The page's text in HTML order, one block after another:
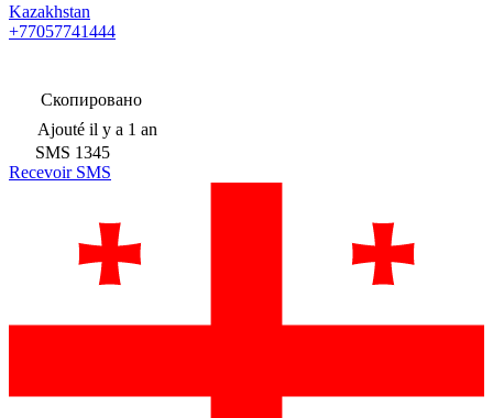
Kazakhstan
+77057741444
Скопировано
Ajouté il y a 1 an
SMS 1345
Recevoir SMS